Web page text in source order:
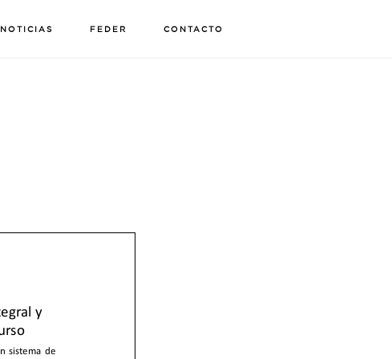
NOTICIAS FEDER CONTACTO